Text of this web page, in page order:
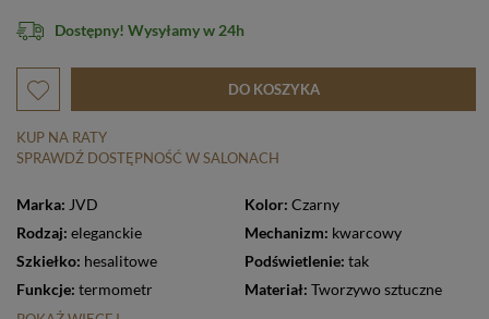
Dostępny! Wysyłamy w 24h
DO KOSZYKA
KUP NA RATY
SPRAWDŹ DOSTĘPNOŚĆ W SALONACH
Marka: JVD Kolor: Czarny
Rodzaj: eleganckie Mechanizm: kwarcowy
Szkiełko: hesalitowe Podświetlenie: tak
Funkcje: termometr Materiał: Tworzywo sztuczne